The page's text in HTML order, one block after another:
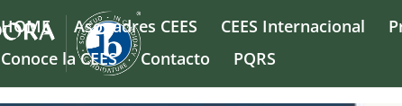
HOME Asopadres CEES CEES Internacional
Conoce la CEES
Contacto PQRS